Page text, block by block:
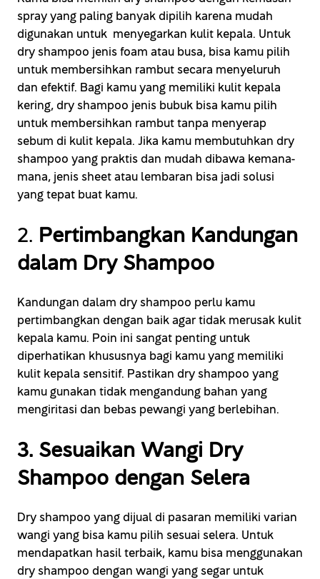
spray yang paling banyak dipilih karena mudah
digunakan untuk menyegarkan kulit kepala. Untuk
dry shampoo jenis foam atau busa, bisa kamu pilih
untuk membersihkan rambut secara menyeluruh
dan efektif. Bagi kamu yang memiliki kulit kepala
kering, dry shampoo jenis bubuk bisa kamu pilih
untuk membersihkan rambut tanpa menyerap
sebum di kulit kepala. Jika kamu membutuhkan dry
shampoo yang praktis dan mudah dibawa kemana-
mana, jenis sheet atau lembaran bisa jadi solusi
yang tepat buat kamu.
2. Pertimbangkan Kandungan
dalam Dry Shampoo
Kandungan dalam dry shampoo perlu kamu
pertimbangkan dengan baik agar tidak merusak kulit
kepala kamu. Poin ini sangat penting untuk
diperhatikan khususnya bagi kamu yang memiliki
kulit kepala sensitif. Pastikan dry shampoo yang
kamu gunakan tidak mengandung bahan yang
mengiritasi dan bebas pewangi yang berlebihan.
3. Sesuaikan Wangi Dry
Shampoo dengan Selera
Dry shampoo yang dijual di pasaran memiliki varian
wangi yang bisa kamu pilih sesuai selera. Untuk
mendapatkan hasil terbaik, kamu bisa menggunakan
dry shampoo dengan wangi yang segar untuk